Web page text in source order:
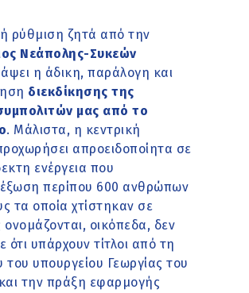
ρύθμιση ζητά από την
Νεάπολης-Συκεών
η άδικη, παράλογη και
διεκδίκησης της
μας από το
. Μάλιστα, η κεντρική
απροειδοποίητα σε
ενέργεια που
έξωση περίπου 600 ανθρώπων
τα οποία χτίστηκαν σε
οικόπεδα, δεν
υπάρχουν τίτλοι από τη
του υπουργείου Γεωργίας του
την πράξη εφαρμογής